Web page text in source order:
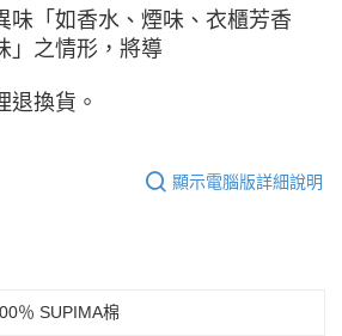
味「如香水、煙味、衣櫃芳香
」之情形，將導
退換貨。
顯示電腦版詳細說明
％ SUPIMA棉